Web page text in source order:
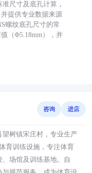
尺寸及底孔计算，
提供专业数据来源
螺纹底孔尺寸的常
（Φ5.18mm），并
咨询 进店
树镇宋庄村，专业生产
育训练设施，专注体育
场馆及训练基地。自